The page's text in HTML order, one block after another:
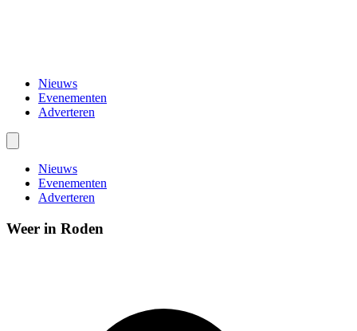
Nieuws
Evenementen
Adverteren
Nieuws
Evenementen
Adverteren
Weer in Roden